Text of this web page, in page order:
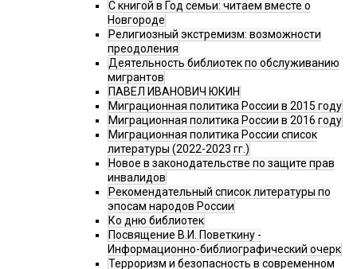
С книгой в Год семьи: читаем вместе о
Новгороде
Религиозный экстремизм: возможности
преодоления
Деятельность библиотек по обслуживанию
мигрантов
ПАВЕЛ ИВАНОВИЧ ЮКИН
Миграционная политика России в 2015 году
Миграционная политика России в 2016 году
Миграционная политика России список
литературы (2022-2023 гг.)
Новое в законодательстве по защите прав
инвалидов
Рекомендательный список литературы по
эпосам народов России
Ко дню библиотек
Посвящение В.И. Поветкину -
Информационно-библиографический очерк
Терроризм и безопасность в современном